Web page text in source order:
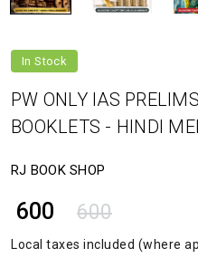
In Stock
PW ONLY IAS
BOOKLETS - HINDI
RJ BOOK SHOP
₹ 600 600
Local taxes included (where